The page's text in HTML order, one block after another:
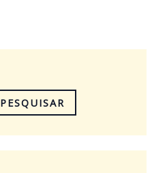
PESQUISAR